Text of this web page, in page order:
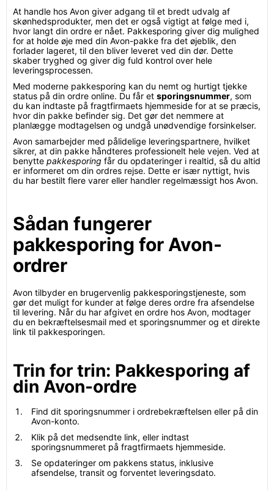
At handle hos Avon giver adgang til et bredt udvalg af
skønhedsprodukter, men det er også vigtigt at følge med i,
hvor langt din ordre er nået. Pakkesporing giver dig mulighed
for at holde øje med din Avon-pakke fra det øjeblik, den
forlader lageret, til den bliver leveret ved din dør. Dette
skaber tryghed og giver dig fuld kontrol over hele
leveringsprocessen.
Med moderne pakkesporing kan du nemt og hurtigt tjekke
status på din ordre online. Du får et sporingsnummer, som
du kan indtaste på fragtfirmaets hjemmeside for at se præcis,
hvor din pakke befinder sig. Det gør det nemmere at
planlægge modtagelsen og undgå unødvendige forsinkelser.
Avon samarbejder med pålidelige leveringspartnere, hvilket
sikrer, at din pakke håndteres professionelt hele vejen. Ved at
benytte pakkesporing får du opdateringer i realtid, så du altid
er informeret om din ordres rejse. Dette er især nyttigt, hvis
du har bestilt flere varer eller handler regelmæssigt hos Avon.
Sådan fungerer
pakkesporing for Avon-
ordrer
Avon tilbyder en brugervenlig pakkesporingstjeneste, som
gør det muligt for kunder at følge deres ordre fra afsendelse
til levering. Når du har afgivet en ordre hos Avon, modtager
du en bekræftelsesmail med et sporingsnummer og et direkte
link til pakkesporingen.
Trin for trin: Pakkesporing af
din Avon-ordre
Find dit sporingsnummer i ordrebekræftelsen eller på din
Avon-konto.
Klik på det medsendte link, eller indtast
sporingsnummeret på fragtfirmaets hjemmeside.
Se opdateringer om pakkens status, inklusive
afsendelse, transit og forventet leveringsdato.